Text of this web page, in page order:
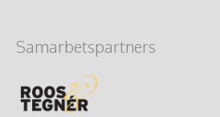
Samarbetspartners